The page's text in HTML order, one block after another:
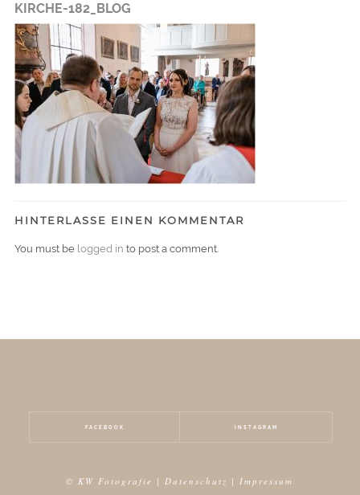
KIRCHE-182_BLOG
HINTERLASSE EINEN KOMMENTAR
You must be logged in to post a comment.
FACEBOOK INSTAGRAM
© KW Fotografie |Datenschutz |Impressum